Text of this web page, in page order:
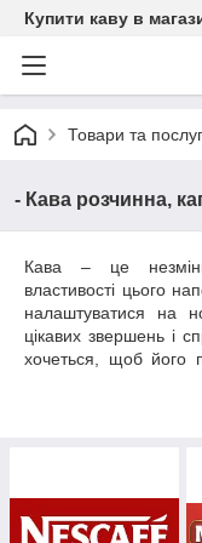
Купити каву в
Товари та
- Кава розчинна,
Кава – це
властивості цього
налаштуватися на
цікавих звершень і
хочеться, щоб його
купити
був
часу рік від року
Технологія